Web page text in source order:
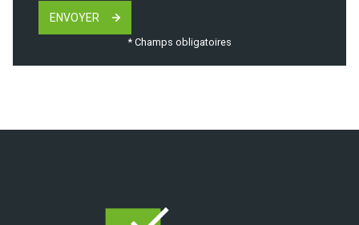
ENVOYER
* Champs obligatoires